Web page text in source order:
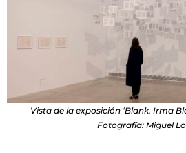
Vista de la exposición ‘Blank. Irma
Fotografía: Miguel